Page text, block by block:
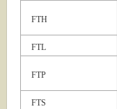
FTH
FTL
FTP
FTS